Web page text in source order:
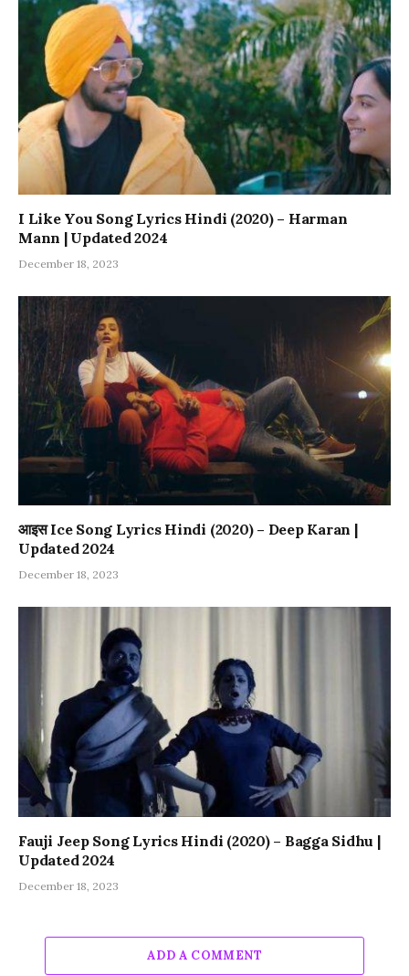
I Like You Song Lyrics Hindi (2020) – Harman
Mann | Updated 2024
December 18, 2023
आइस Ice Song Lyrics Hindi (2020) – Deep Karan |
Updated 2024
December 18, 2023
Fauji Jeep Song Lyrics Hindi (2020) – Bagga Sidhu |
Updated 2024
December 18, 2023
ADD A COMMENT